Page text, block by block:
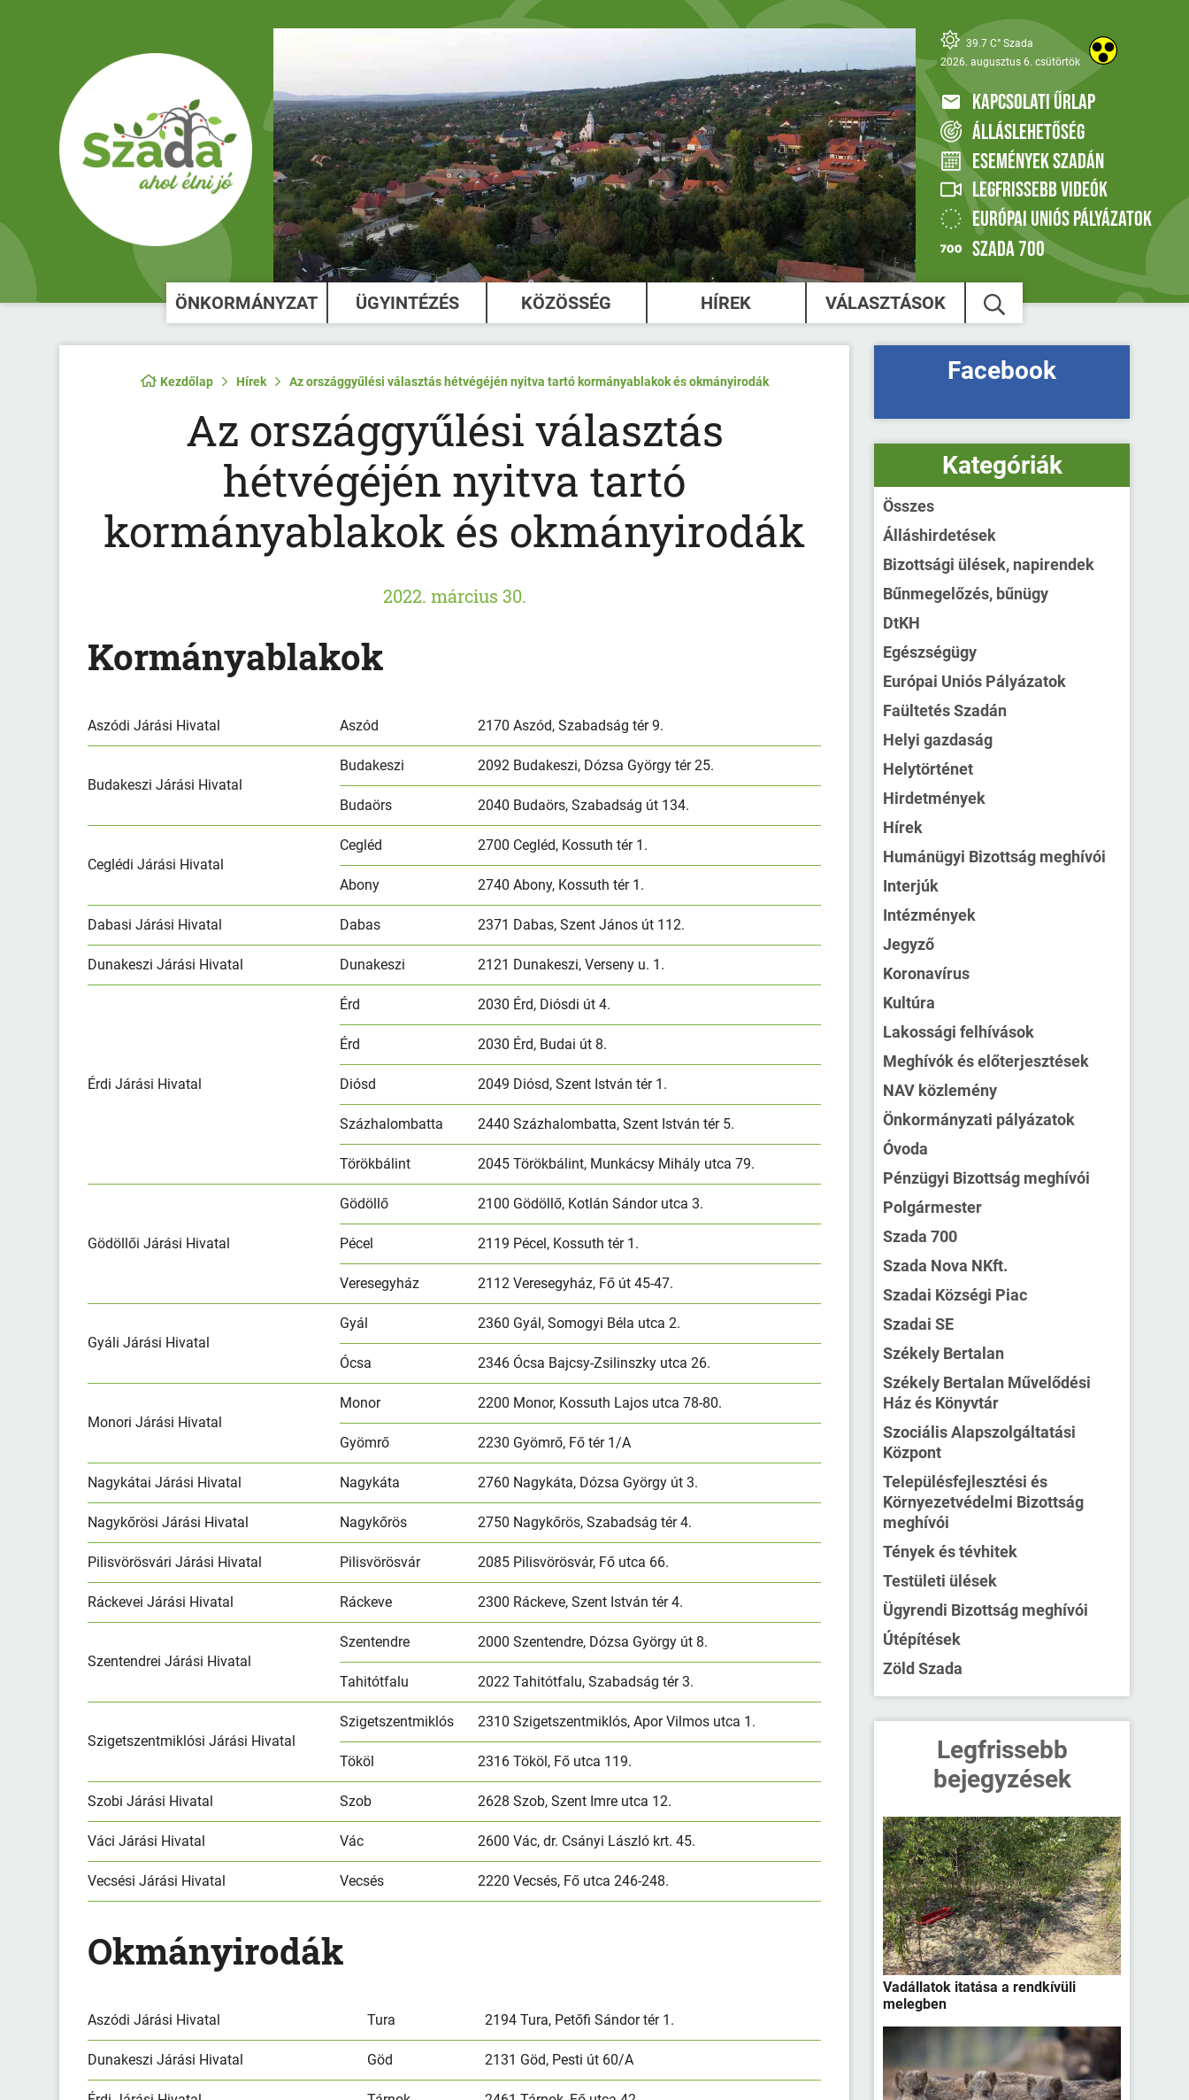
39.7 C° Szada
2026. augusztus 6. csütörtök
KAPCSOLATI ŰRLAP
ÁLLÁSLEHETŐSÉG
ESEMÉNYEK SZADÁN
LEGFRISSEBB VIDEÓK
EURÓPAI UNIÓS PÁLYÁZATOK
SZADA 700
ÖNKORMÁNYZAT ÜGYINTÉZÉS KÖZÖSSÉG HÍREK VÁLASZTÁSOK
Kezdőlap Hírek Az országgyűlési választás hétvégéjén nyitva tartó kormányablakok és okmányirodák
Az országgyűlési választás
hétvégéjén nyitva tartó
kormányablakok és okmányirodák
2022. március 30.
Kormányablakok
Aszódi Járási Hivatal Aszód 2170 Aszód, Szabadság tér 9.
Budakeszi Járási Hivatal
Budakeszi 2092 Budakeszi, Dózsa György tér 25.
Budaörs 2040 Budaörs, Szabadság út 134.
Ceglédi Járási Hivatal
Cegléd 2700 Cegléd, Kossuth tér 1.
Abony 2740 Abony, Kossuth tér 1.
Dabasi Járási Hivatal Dabas 2371 Dabas, Szent János út 112.
Dunakeszi Járási Hivatal Dunakeszi 2121 Dunakeszi, Verseny u. 1.
Érdi Járási Hivatal
Érd 2030 Érd, Diósdi út 4.
Érd 2030 Érd, Budai út 8.
Diósd 2049 Diósd, Szent István tér 1.
Százhalombatta 2440 Százhalombatta, Szent István tér 5.
Törökbálint 2045 Törökbálint, Munkácsy Mihály utca 79.
Gödöllői Járási Hivatal
Gödöllő 2100 Gödöllő, Kotlán Sándor utca 3.
Pécel 2119 Pécel, Kossuth tér 1.
Veresegyház 2112 Veresegyház, Fő út 45-47.
Gyáli Járási Hivatal
Gyál 2360 Gyál, Somogyi Béla utca 2.
Ócsa 2346 Ócsa Bajcsy-Zsilinszky utca 26.
Monori Járási Hivatal
Monor 2200 Monor, Kossuth Lajos utca 78-80.
Gyömrő 2230 Gyömrő, Fő tér 1/A
Nagykátai Járási Hivatal Nagykáta 2760 Nagykáta, Dózsa György út 3.
Nagykőrösi Járási Hivatal Nagykőrös 2750 Nagykőrös, Szabadság tér 4.
Pilisvörösvári Járási Hivatal Pilisvörösvár 2085 Pilisvörösvár, Fő utca 66.
Ráckevei Járási Hivatal Ráckeve 2300 Ráckeve, Szent István tér 4.
Szentendrei Járási Hivatal
Szentendre 2000 Szentendre, Dózsa György út 8.
Tahitótfalu 2022 Tahitótfalu, Szabadság tér 3.
Szigetszentmiklósi Járási Hivatal
Szigetszentmiklós 2310 Szigetszentmiklós, Apor Vilmos utca 1.
Tököl 2316 Tököl, Fő utca 119.
Szobi Járási Hivatal Szob 2628 Szob, Szent Imre utca 12.
Váci Járási Hivatal Vác 2600 Vác, dr. Csányi László krt. 45.
Vecsési Járási Hivatal Vecsés 2220 Vecsés, Fő utca 246-248.
Okmányirodák
Aszódi Járási Hivatal Tura 2194 Tura, Petőfi Sándor tér 1.
Dunakeszi Járási Hivatal Göd 2131 Göd, Pesti út 60/A
Facebook
Kategóriák
Összes
Álláshirdetések
Bizottsági ülések, napirendek
Bűnmegelőzés, bűnügy
DtKH
Egészségügy
Európai Uniós Pályázatok
Faültetés Szadán
Helyi gazdaság
Helytörténet
Hirdetmények
Hírek
Humánügyi Bizottság meghívói
Interjúk
Intézmények
Jegyző
Koronavírus
Kultúra
Lakossági felhívások
Meghívók és előterjesztések
NAV közlemény
Önkormányzati pályázatok
Óvoda
Pénzügyi Bizottság meghívói
Polgármester
Szada 700
Szada Nova NKft.
Szadai Községi Piac
Szadai SE
Székely Bertalan
Székely Bertalan Művelődési
Ház és Könyvtár
Szociális Alapszolgáltatási
Központ
Településfejlesztési és
Környezetvédelmi Bizottság
meghívói
Tények és tévhitek
Testületi ülések
Ügyrendi Bizottság meghívói
Útépítések
Zöld Szada
Legfrissebb
bejegyzések
Vadállatok itatása a rendkívüli
melegben